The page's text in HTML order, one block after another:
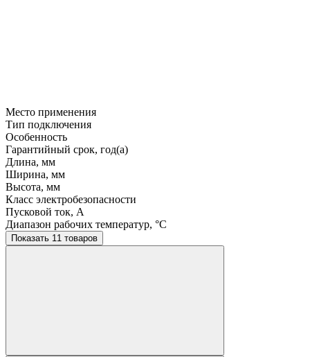
Место применения
Тип подключения
Особенность
Гарантийный срок, год(а)
Длина, мм
Ширина, мм
Высота, мм
Класс электробезопасности
Пусковой ток, A
Диапазон рабочих температур, °C
Показать 11 товаров